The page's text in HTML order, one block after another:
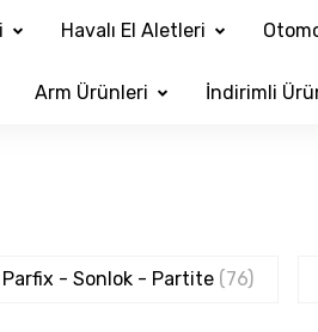
Havalı El Aletleri
Arm Ürünleri İndirimli
Parfix - Sonlok - Partite (76)